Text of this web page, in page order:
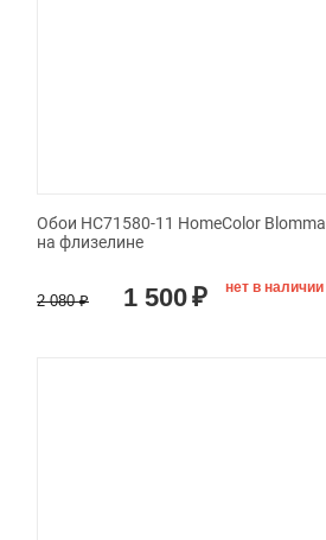
Обои HC71580-11 HomeColor
на флизелине
2 080 ₽ 1 500₽ нет в наличии